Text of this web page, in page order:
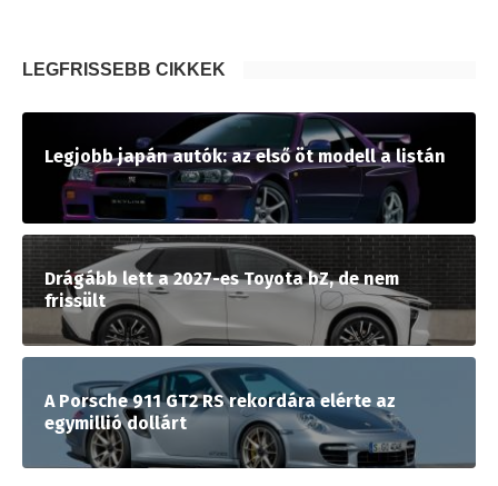
LEGFRISSEBB CIKKEK
Legjobb japán autók: az első öt modell a listán
Drágább lett a 2027-es Toyota bZ, de nem
frissült
A Porsche 911 GT2 RS rekordára elérte az
egymillió dollárt